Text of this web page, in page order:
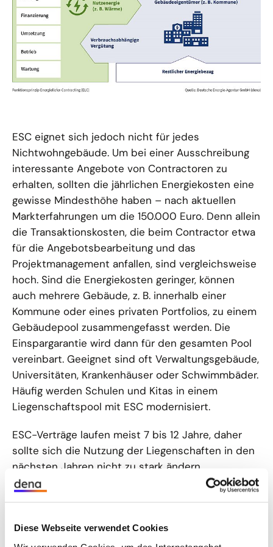
Diese Webseite verwendet Cookies
einer
vergrößerten
Darstellung
ESC eignet sich jedoch nicht für jedes
Nichtwohngebäude. Um bei einer Ausschreibung
interessante Angebote von Contractoren zu
erhalten, sollten die jährlichen Energiekosten eine
gewisse Mindesthöhe haben – nach aktuellen
Markterfahrungen um die 150.000 Euro. Denn allein
die Transaktionskosten, die beim Contractor etwa
für die Angebotsbearbeitung und das
Projektmanagement anfallen, sind vergleichsweise
hoch. Sind die Energiekosten geringer, können
auch mehrere Gebäude, z. B. innerhalb einer
Kommune oder eines privaten Portfolios, zu einem
Gebäudepool zusammengefasst werden. Die
Einspargarantie wird dann für den gesamten Pool
vereinbart. Geeignet sind oft Verwaltungsgebäude,
Universitäten, Krankenhäuser oder Schwimmbäder.
Häufig werden Schulen und Kitas in einem
Liegenschaftspool mit ESC modernisiert.
ESC-Verträge laufen meist 7 bis 12 Jahre, daher
sollte sich die Nutzung der Liegenschaften in den
nächsten Jahren nicht zu stark ändern.
Anlagentechnik im Fokus
Was wird im Rahmen eines ESC umgesetzt?